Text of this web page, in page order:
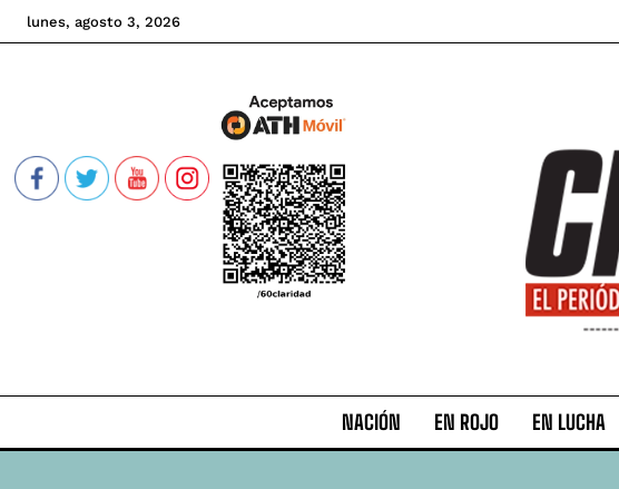
lunes, agosto 3, 2026
NACIÓN EN ROJO EN LUCHA